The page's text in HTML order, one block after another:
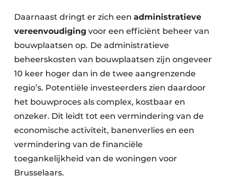
Daarnaast dringt er zich een administratieve
vereenvoudiging voor een efficiënt beheer van
bouwplaatsen op. De administratieve
beheerskosten van bouwplaatsen zijn ongeveer
10 keer hoger dan in de twee aangrenzende
regio’s. Potentiële investeerders zien daardoor
het bouwproces als complex, kostbaar en
onzeker. Dit leidt tot een vermindering van de
economische activiteit, banenverlies en een
vermindering van de financiële
toegankelijkheid van de woningen voor
Brusselaars.